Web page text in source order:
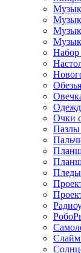
Набор
Очки
Пазлы